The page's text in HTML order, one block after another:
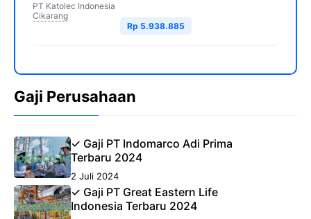
PT Katolec Indonesia
Cikarang
Rp 5.938.885
Gaji Perusahaan
✓ Gaji PT Indomarco Adi Prima
Terbaru 2024
2 Juli 2024
✓ Gaji PT Great Eastern Life
Indonesia Terbaru 2024